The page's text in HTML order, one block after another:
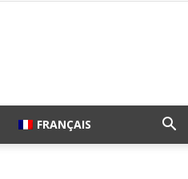
FRANÇAIS